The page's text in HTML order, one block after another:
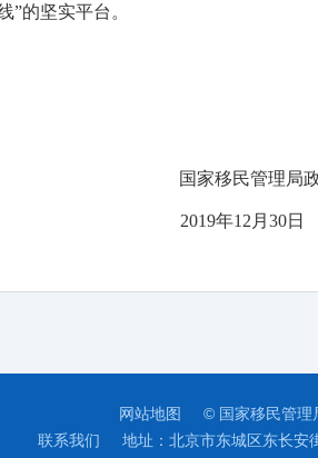
”的坚实平台。
国家移民管理局
2019年12 月30日
网站地图
© 国家移民管理
联系我们
地址：北京市东城区东长安